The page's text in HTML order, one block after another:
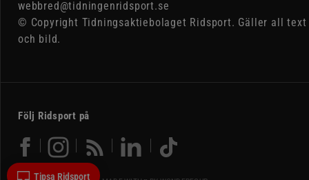
Tipsa Ridsport
webbred@tidningenridsport.se
© Copyright Tidningsaktiebolaget Ridsport. Gäller all text
och bild.
Följ Ridsport på